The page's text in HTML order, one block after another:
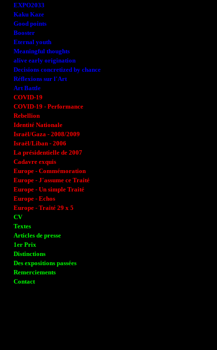
EXPO2033
Kaku Kaze
Good points
Booster
Eternal youth
Meaningful thoughts
alive early origination
Decisions concretized by chance
Réflexions sur l'Art
Art Battle
COVID-19
COVID-19 - Performance
Rebellion
Identité Nationale
Israël/Gaza - 2008/2009
Israël/Liban - 2006
La présidentielle de 2007
Cadavre exquis
Europe - Commémoration
Europe - J'assume ce Traité
Europe - Un simple Traité
Europe - Echos
Europe - Traité 29 x 5
CV
Textes
Articles de presse
1er Prix
Distinctions
Des expositions passées
Remerciements
Contact